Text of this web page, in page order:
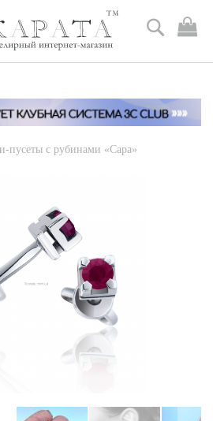
Поиск
пусеты с рубинами «Сара»